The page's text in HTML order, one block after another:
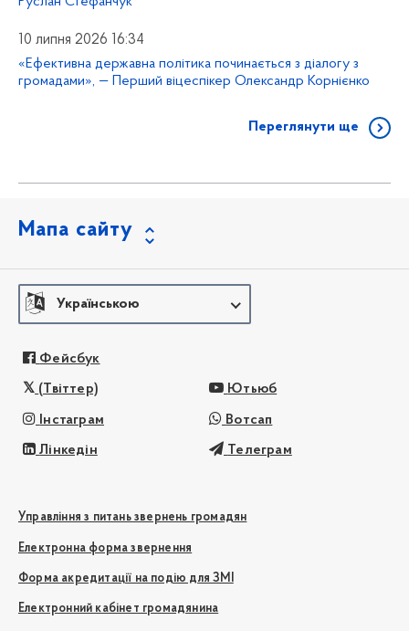
10 липня 2026 16:34
«Ефективна державна політика починається з діалогу з
громадами», — Перший віцеспікер Олександр Корнієнко
Переглянути ще
Мапа сайту
Українською
Фейсбук
(Твіттер) Ютьюб
Інстаграм Вотсап
Лінкедін Телеграм
Управління з питань звернень громадян
Електронна форма звернення
Форма акредитації на подію для ЗМІ
Електронний кабінет громадянина